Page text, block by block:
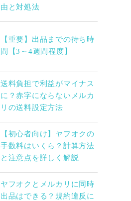
由と対処法
【重要】出品までの待ち時
間【3～4週間程度】
送料負担で利益がマイナス
に？赤字にならないメルカ
リの送料設定方法
【初心者向け】ヤフオクの
手数料はいくら？計算方法
と注意点を詳しく解説
ヤフオクとメルカリに同時
出品はできる？規約違反に